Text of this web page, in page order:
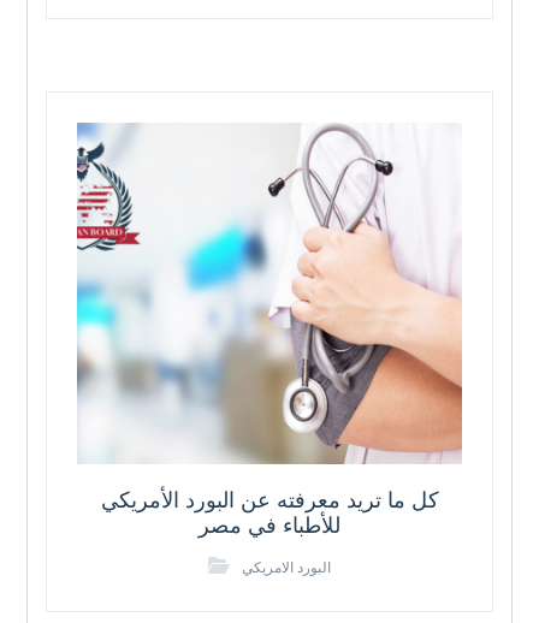
كل ما تريد معرفته عن البورد الأمريكي
للأطباء في مصر
البورد الامريكي